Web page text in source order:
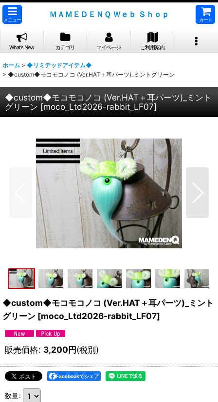
メニュー
ＭＡＭＥＤＥＮＱ Ｗｅｂ Ｓｈｏｐ
カート
What's New カテゴリ マイページ ご利用案内
ホーム > ◆リミテッドアイテム◆
> ◆custom◆モコモコノコ (Ver.HAT＋耳パーツ)_ミントグリーン
◆custom◆モコモコノコ (Ver.HAT＋耳パーツ)_ミント
グリーン [moco_Ltd2026-rabbit_LF07]
◆custom◆モコモコノコ (Ver.HAT＋耳パーツ)_ミント
グリーン [moco_Ltd2026-rabbit_LF07]
販売価格: 3,200円(税別)
Facebookでシェア
数量: